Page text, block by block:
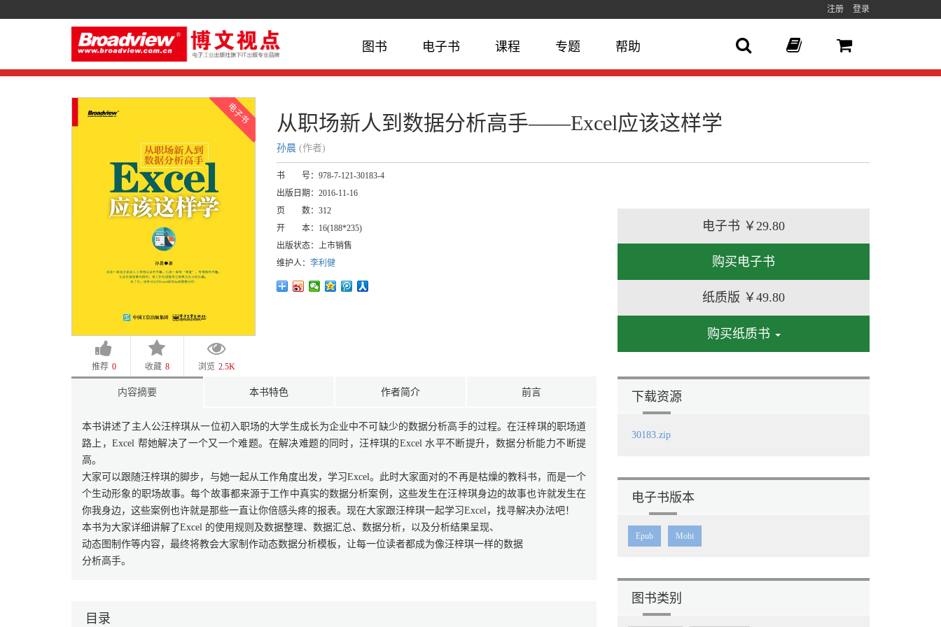
注册 登录
图书 电子书 课程 专题 帮助
推荐 0 收藏 8 浏览 2.5K
从职场新人到数据分析高手——Excel应该这样学
孙晨(作者)
书 号： 978-7-121-30183-4
出版日期： 2016-11-16
页 数： 312
开 本：
16(188*235)
出版状态： 上市销售
维护人： 李利健
电子书 ￥29.80
购买电子书
纸质版 ￥49.80
购买纸质书
内容摘要 本书特色 作者简介 前言
本书讲述了主人公汪梓琪从一位初入职场的大学生成长为企业中不可缺少的数据分析高手的过程。在汪梓琪的职场道
路上，Excel 帮她解决了一个又一个难题。在解决难题的同时，汪梓琪的Excel 水平不断提升，数据分析能力不断提
高。
大家可以跟随汪梓琪的脚步，与她一起从工作角度出发，学习Excel。此时大家面对的不再是枯燥的教科书，而是一个
个生动形象的职场故事。每个故事都来源于工作中真实的数据分析案例，这些发生在汪梓琪身边的故事也许就发生在
你我身边，这些案例也许就是那些一直让你倍感头疼的报表。现在大家跟汪梓琪一起学习Excel，找寻解决办法吧！
本书为大家详细讲解了Excel 的使用规则及数据整理、数据汇总、数据分析，以及分析结果呈现、
动态图制作等内容，最终将教会大家制作动态数据分析模板，让每一位读者都成为像汪梓琪一样的数据
分析高手。
目录
下载资源
30183.zip
电子书版本
Epub Mobi
图书类别